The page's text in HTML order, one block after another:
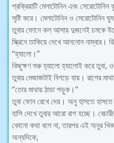
প্রক্রিয়াটি মেলাটোনিন এবং
সৃষ্টি করে। মেলাটোনিন ও সেরোটোনিন ঘুম
তুবার ফোনে কল আসায় দুজনেই চমকে
স্ক্রিনে তাকিয়ে দেখে আননোন নাম্বার।
“হ্যালো।”
কিছুক্ষণ শুরু হ্যালো হ্যালোই করে তুবা,
তুবার মেজাজটাই বিগড়ে যায়। রাগের
“তোর মাথায় ঠাডা পড়ুক।”
তুবা ফোন রেখে দেয়। অনু হাসতে
হাসি দেখে তুবার আরো রাগ হচ্ছে।
কোনো কথা বলে না, তারপর এই অনুর
অন্যদিকে,